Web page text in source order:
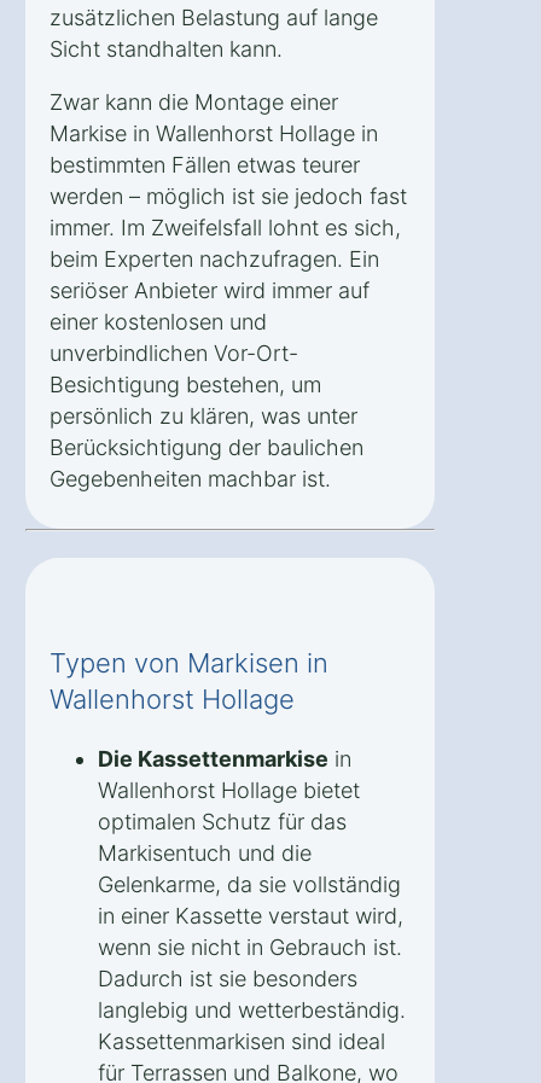
zusätzlichen Belastung auf lange
Sicht standhalten kann.
Zwar kann die Montage einer
Markise in Wallenhorst Hollage in
bestimmten Fällen etwas teurer
werden – möglich ist sie jedoch fast
immer. Im Zweifelsfall lohnt es sich,
beim Experten nachzufragen. Ein
seriöser Anbieter wird immer auf
einer kostenlosen und
unverbindlichen Vor-Ort-
Besichtigung bestehen, um
persönlich zu klären, was unter
Berücksichtigung der baulichen
Gegebenheiten machbar ist.
Typen von Markisen in
Wallenhorst Hollage
Die Kassettenmarkise in
Wallenhorst Hollage bietet
optimalen Schutz für das
Markisentuch und die
Gelenkarme, da sie vollständig
in einer Kassette verstaut wird,
wenn sie nicht in Gebrauch ist.
Dadurch ist sie besonders
langlebig und wetterbeständig.
Kassettenmarkisen sind ideal
für Terrassen und Balkone, wo